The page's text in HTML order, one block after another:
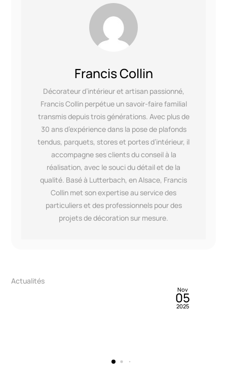
Francis Collin
Décorateur d’intérieur et artisan passionné,
Francis Collin perpétue un savoir-faire familial
transmis depuis trois générations. Avec plus de
30 ans d’expérience dans la pose de plafonds
tendus, parquets, stores et portes d’intérieur, il
accompagne ses clients du conseil à la
réalisation, avec le souci du détail et de la
qualité. Basé à Lutterbach, en Alsace, Francis
Collin met son expertise au service des
particuliers et des professionnels pour des
projets de décoration sur mesure.
Blog>Réalisations>Réalisations Particuliers
PLAFOND TENDU AU DESSUS D’UN SPA !